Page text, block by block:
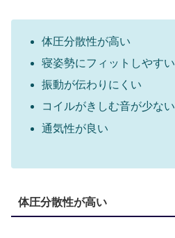
体圧分散性が高い
寝姿勢にフィットしやすい
振動が伝わりにくい
コイルがきしむ音が少ない
通気性が良い
体圧分散性が高い